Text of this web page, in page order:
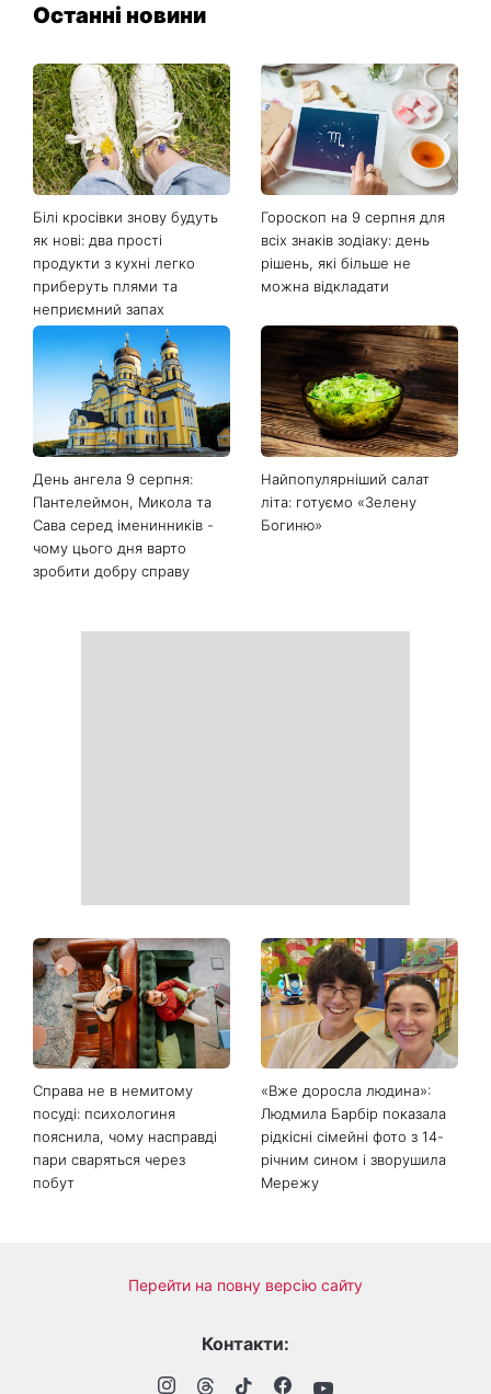
Останні новини
Білі кросівки знову будуть
як нові: два прості
продукти з кухні легко
приберуть плями та
неприємний запах
Гороскоп на 9 серпня для
всіх знаків зодіаку: день
рішень, які більше не
можна відкладати
День ангела 9 серпня:
Пантелеймон, Микола та
Сава серед іменинників -
чому цього дня варто
зробити добру справу
Найпопулярніший салат
літа: готуємо «Зелену
Богиню»
Справа не в немитому
посуді: психологиня
пояснила, чому насправді
пари сваряться через
побут
«Вже доросла людина»:
Людмила Барбір показала
рідкісні сімейні фото з 14-
річним сином і зворушила
Мережу
Перейти на повну версію сайту
Контакти: